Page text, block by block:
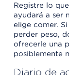
Registre lo
ayudará a ser
elige comer.
perder peso,
ofrecerle una
posiblemente
Diario de